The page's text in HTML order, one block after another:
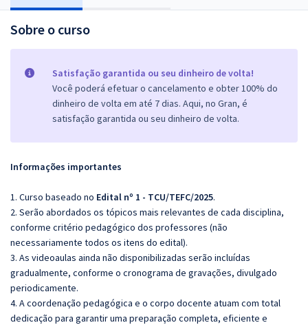
Sobre o curso
Satisfação garantida ou seu dinheiro de volta!
Você poderá efetuar o cancelamento e obter 100% do
dinheiro de volta em até 7 dias. Aqui, no Gran, é
satisfação garantida ou seu dinheiro de volta.
Informações importantes
1. Curso baseado no Edital nº 1 - TCU/TEFC/2025.
2. Serão abordados os tópicos mais relevantes de cada disciplina,
conforme critério pedagógico dos professores (não
necessariamente todos os itens do edital).
3. As videoaulas ainda não disponibilizadas serão incluídas
gradualmente, conforme o cronograma de gravações, divulgado
periodicamente.
4. A coordenação pedagógica e o corpo docente atuam com total
dedicação para garantir uma preparação completa, eficiente e